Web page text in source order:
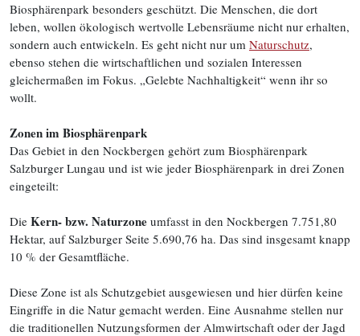
Biosphärenpark besonders geschützt. Die Menschen, die dort
leben, wollen ökologisch wertvolle Lebensräume nicht nur erhalten,
sondern auch entwickeln. Es geht nicht nur um Naturschutz,
ebenso stehen die wirtschaftlichen und sozialen Interessen
gleichermaßen im Fokus. „Gelebte Nachhaltigkeit“ wenn ihr so
wollt.
Zonen im Biosphärenpark
Das Gebiet in den Nockbergen gehört zum Biosphärenpark
Salzburger Lungau und ist wie jeder Biosphärenpark in drei Zonen
eingeteilt:
Die Kern- bzw. Naturzone umfasst in den Nockbergen 7.751,80
Hektar, auf Salzburger Seite 5.690,76 ha. Das sind insgesamt knapp
10 % der Gesamtfläche.
Diese Zone ist als Schutzgebiet ausgewiesen und hier dürfen keine
Eingriffe in die Natur gemacht werden. Eine Ausnahme stellen nur
die traditionellen Nutzungsformen der Almwirtschaft oder der Jagd